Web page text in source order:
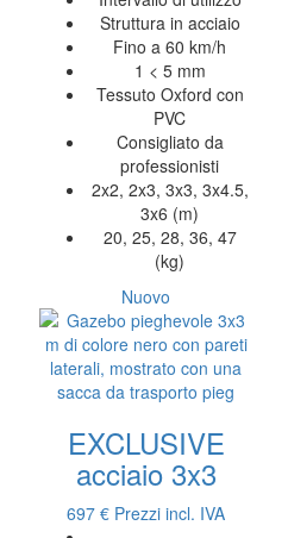
Struttura in acciaio
Fino a 60 km/h
1 < 5 mm
Tessuto Oxford con
PVC
Consigliato da
professionisti
2x2, 2x3, 3x3, 3x4.5,
3x6 (m)
20, 25, 28, 36, 47
(kg)
Nuovo
EXCLUSIVE
acciaio 3x3
697 € Prezzi incl. IVA